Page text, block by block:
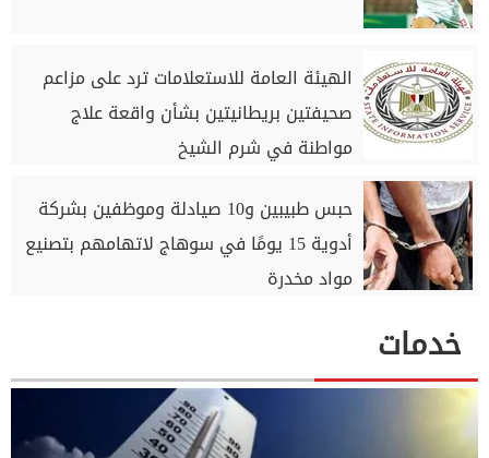
الهيئة العامة للاستعلامات ترد على مزاعم
صحيفتين بريطانيتين بشأن واقعة علاج
مواطنة في شرم الشيخ
حبس طبيبين و10 صيادلة وموظفين بشركة
أدوية 15 يومًا في سوهاج لاتهامهم بتصنيع
مواد مخدرة
خدمات